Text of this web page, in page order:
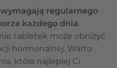
regularnego
każdego dnia.
tabletek może obniżyć
hormonalnej. Warto
która najlepiej Ci